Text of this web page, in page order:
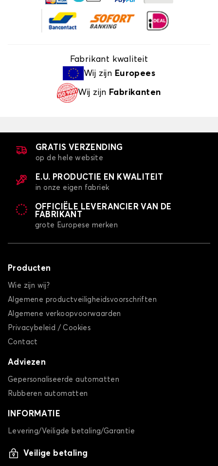
Fabrikant kwaliteit
Wij zijn Europees
Wij zijn Fabrikanten
GRATIS VERZENDING
op de hele website
E.U. PRODUCTIE EN KWALITEIT
in onze eigen fabriek
OFFICIËLE LEVERANCIER VAN DE
FABRIKANT
grote Europese merken
Producten
Wie zijn wij?
Algemene productveiligheidsvoorschriften
Algemene verkoopvoorwaarden
Privacybeleid / Cookies
Contact
Adviezen
Gepersonaliseerde automatten
Rubberen automatten
INFORMATIE
Levering/Veiligde betaling/Garantie
Veilige betaling